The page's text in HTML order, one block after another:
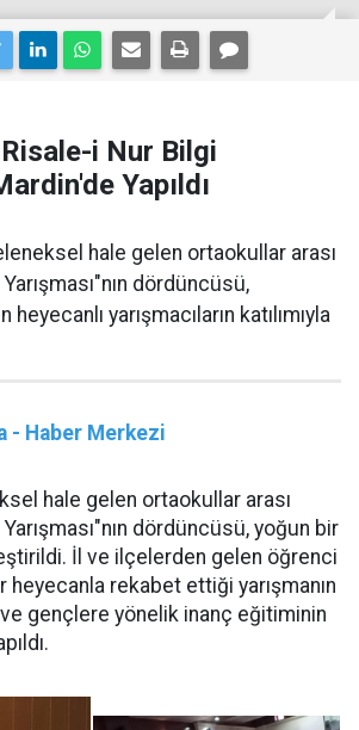
i Nur Bilgi
Yapıldı
hale gelen ortaokullar arası
dördüncüsü,
yarışmacıların katılımıyla
- Haber Merkezi
hale gelen ortaokullar arası
dördüncüsü, yoğun bir
İl ve ilçelerden gelen öğrenci
heyecanla rekabet ettiği yarışmanın
ve gençlere yönelik inanç eğitiminin